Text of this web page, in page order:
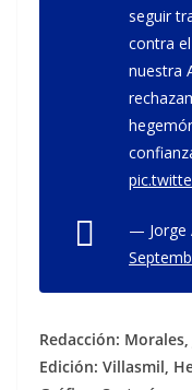
seguir
contra el
nuestra
— Jorge
Redacción:
Edición: Villasmil,